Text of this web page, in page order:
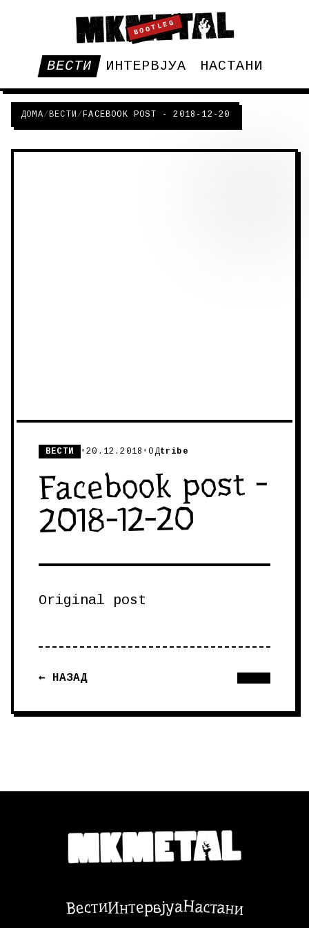
BOOTLEG
ВЕСТИ ИНТЕРВЈУА НАСТАНИ
ДОМА/ВЕСТИ /FACEBOOK POST - 2018-12-20
ВЕСТИ •20.12.2018 •ОДtribe
Facebook post -
2018-12-20
Original post
← НАЗАД
ВестиИнтервјуаНастани